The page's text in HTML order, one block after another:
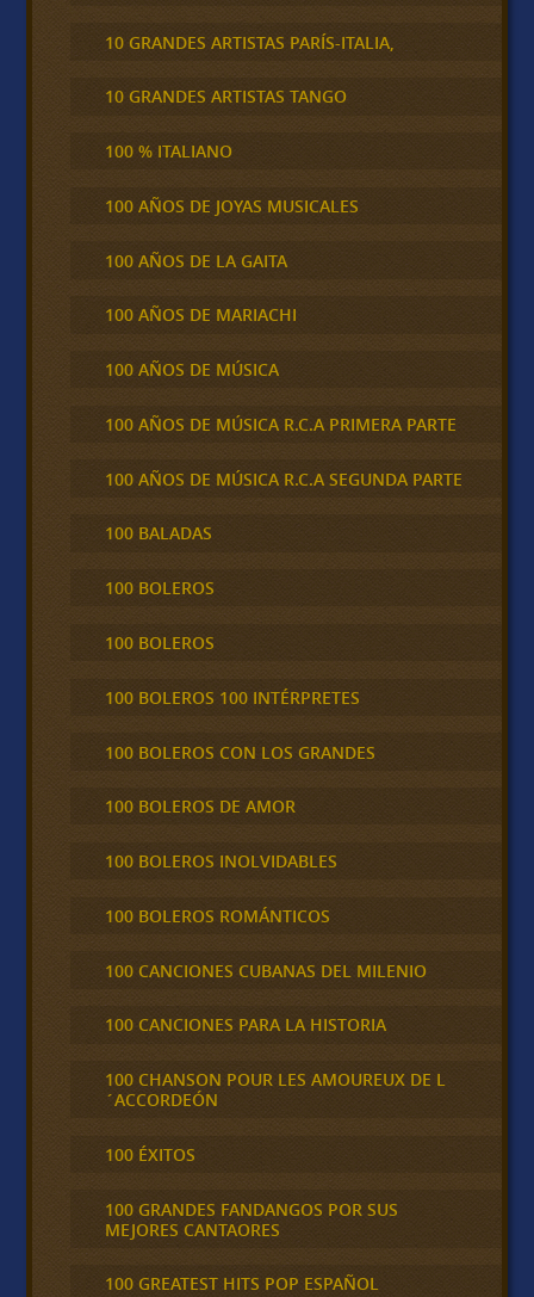
10 GRANDES ARTISTAS PARÍS-ITALIA,
10 GRANDES ARTISTAS TANGO
100 % ITALIANO
100 AÑOS DE JOYAS MUSICALES
100 AÑOS DE LA GAITA
100 AÑOS DE MARIACHI
100 AÑOS DE MÚSICA
100 AÑOS DE MÚSICA R.C.A PRIMERA PARTE
100 AÑOS DE MÚSICA R.C.A SEGUNDA PARTE
100 BALADAS
100 BOLEROS
100 BOLEROS
100 BOLEROS 100 INTÉRPRETES
100 BOLEROS CON LOS GRANDES
100 BOLEROS DE AMOR
100 BOLEROS INOLVIDABLES
100 BOLEROS ROMÁNTICOS
100 CANCIONES CUBANAS DEL MILENIO
100 CANCIONES PARA LA HISTORIA
100 CHANSON POUR LES AMOUREUX DE L
´ACCORDEÓN
100 ÉXITOS
100 GRANDES FANDANGOS POR SUS
MEJORES CANTAORES
100 GREATEST HITS POP ESPAÑOL